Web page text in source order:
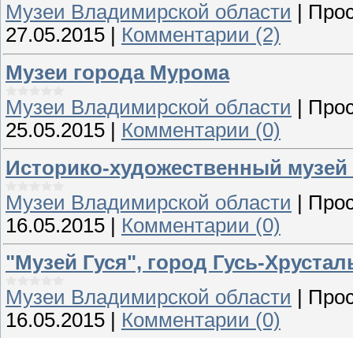
Музеи Владимирской области
27.05.2015
Комментарии (2)
Музеи города Мурома
Музеи Владимирской области
25.05.2015
Комментарии (0)
Историко-художественный музей
Музеи Владимирской области |
16.05.2015 | Комментарии (0)
"Музей Гуся", город Гусь-
Музеи Владимирской области
16.05.2015
Комментарии (0)